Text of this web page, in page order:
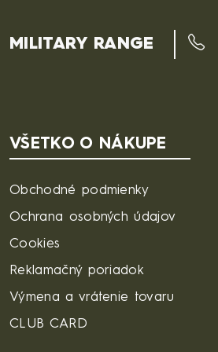
MILITARY RANGE
VŠETKO O NÁKUPE
Obchodné podmienky
Ochrana osobných údajov
Cookies
Reklamačný poriadok
Výmena a vrátenie tovaru
CLUB CARD